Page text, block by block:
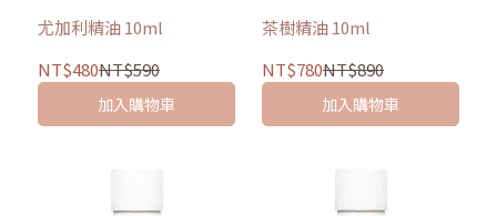
尤加利精油 10ml
NT$480NT$590
加入購物車
茶樹精油 10ml
NT$780NT$890
加入購物車